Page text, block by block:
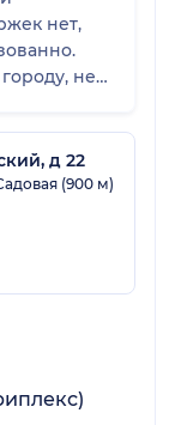
нет,
не
д 22
(900 м)